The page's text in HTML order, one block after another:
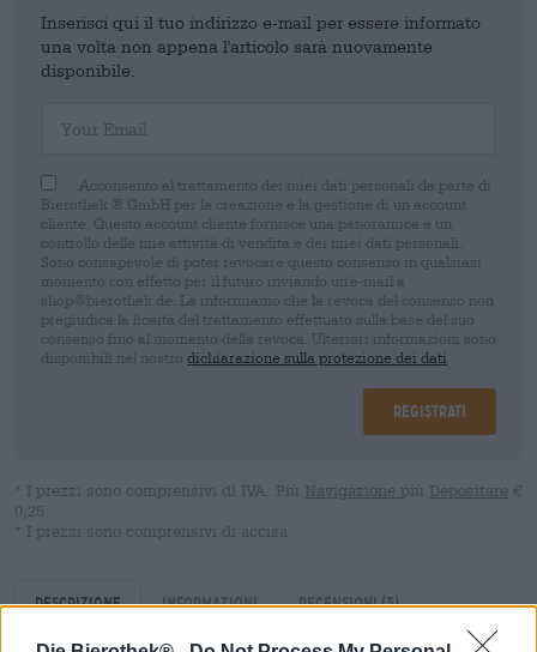
Inserisci qui il tuo indirizzo e-mail per essere informato
una volta non appena l'articolo sarà nuovamente
disponibile.
Acconsento al trattamento dei miei dati personali da parte di
Bierothek ® GmbH per la creazione e la gestione di un account
cliente. Questo account cliente fornisce una panoramica e un
controllo delle mie attività di vendita e dei miei dati personali.
Sono consapevole di poter revocare questo consenso in qualsiasi
momento con effetto per il futuro inviando un'e-mail a
shop@bierothek.de. La informiamo che la revoca del consenso non
pregiudica la liceità del trattamento effettuato sulla base del suo
consenso fino al momento della revoca. Ulteriori informazioni sono
disponibili nel nostro dichiarazione sulla protezione dei dati
Registrati
* I prezzi sono comprensivi di IVA. Più Navigazione più Depositare €
0,25
* I prezzi sono comprensivi di accisa
Descrizione Informazioni Recensioni(3)